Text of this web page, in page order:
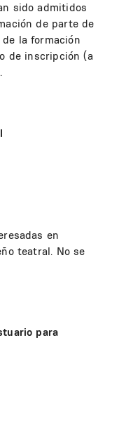
sido admitidos
de parte de
la formación
de inscripción (a
en
teatral. No se
para